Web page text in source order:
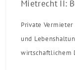
Private
und
wirtschaftlichem